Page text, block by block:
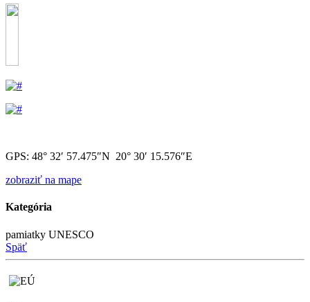
GPS: 48° 32′ 57.475″N 20° 30′ 15.576″E
zobraziť na mape
Kategória
pamiatky UNESCO
Späť